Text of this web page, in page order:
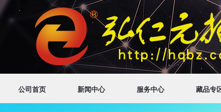
公司首页 新闻中心 服务中心 藏品专